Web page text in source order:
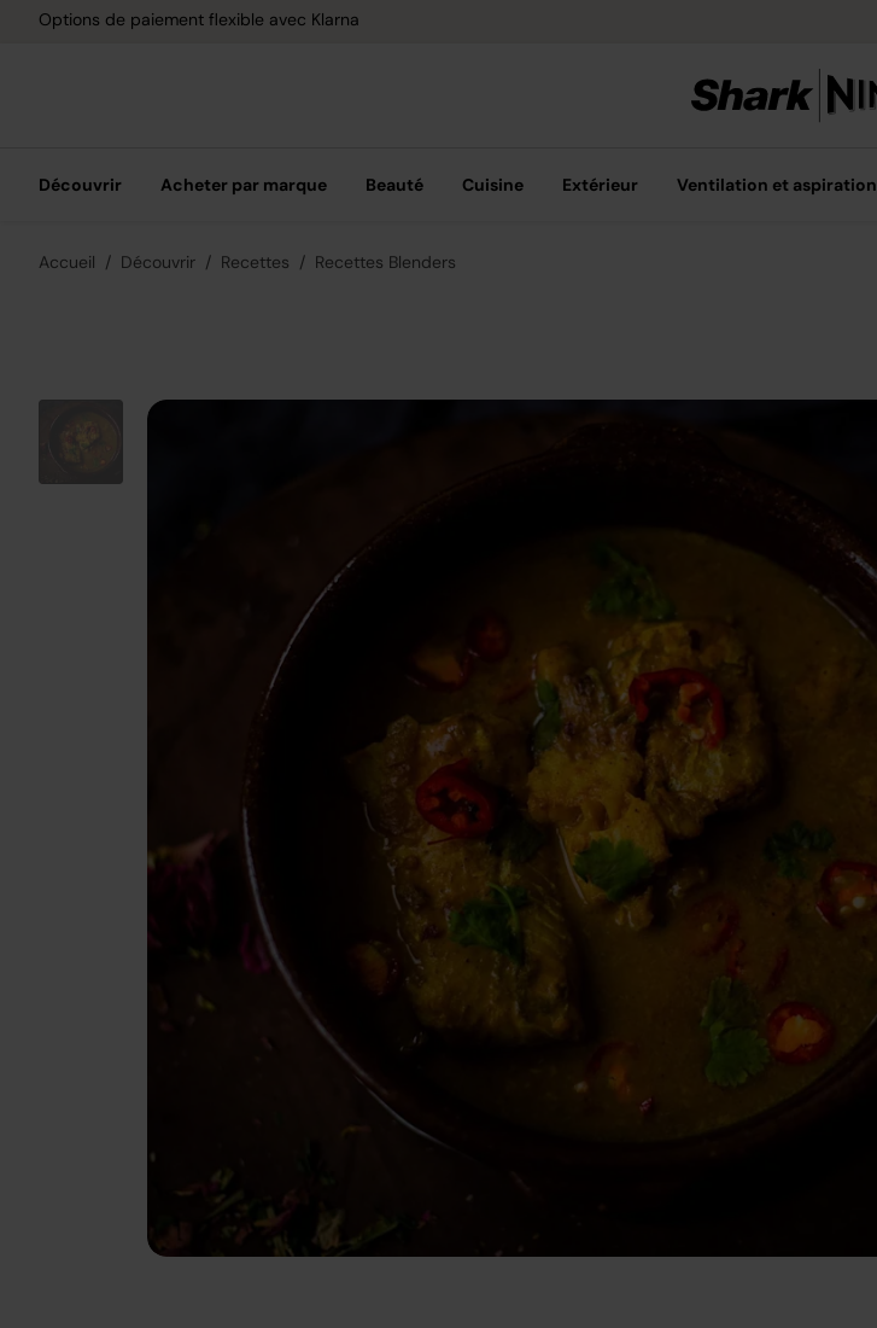
Options de paiement flexible avec Klarna
Découvrir Acheter par marque Beauté Cuisine Extérieur Ventilation et aspiration
Accueil Découvrir Recettes Recettes Blenders